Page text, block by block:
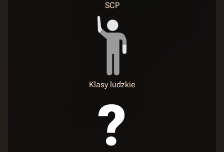
SCP
Klasy ludzkie